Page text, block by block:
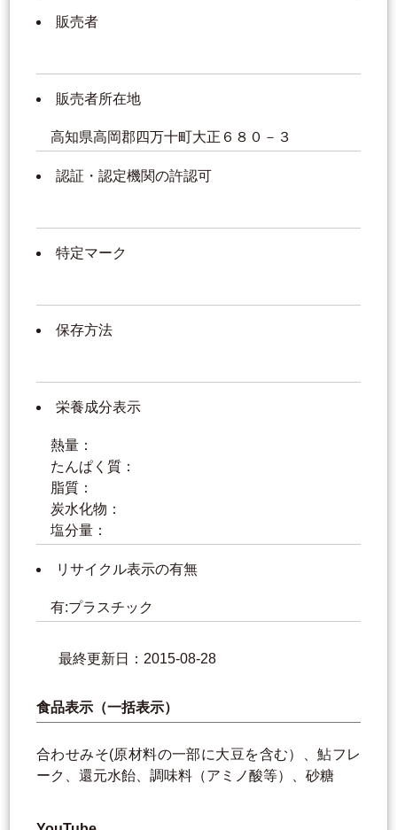
販売者
販売者所在地
高知県高岡郡四万十町大正６８０－３
認証・認定機関の許認可
特定マーク
保存方法
栄養成分表示
熱量：
たんぱく質：
脂質：
炭水化物：
塩分量：
リサイクル表示の有無
有:プラスチック
最終更新日：2015-08-28
食品表示（一括表示）
合わせみそ(原材料の一部に大豆を含む）、鮎フレ
ーク、還元水飴、調味料（アミノ酸等）、砂糖